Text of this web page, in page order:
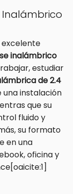
Inalámbrico
inalámbrico
estudiar
de 2.4
instalación
que su
fluido y
su formato
en una
oficina y